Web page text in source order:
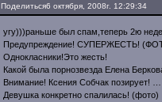
Поделиться6 октября, 2008г. 12:29:34
угу)))раньше был спам,теперь 2ю
Предупреждение! СУПЕРЖЕСТЬ!
Однокласники!Это жесть!
Какой была порнозвезда Елена
Внимание! Ксения Собчак позирует! …
Девушка конкретно спалилась! (фото)